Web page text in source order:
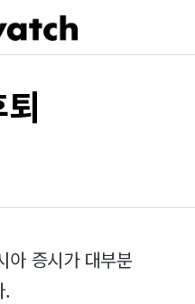
아 증시가 대부분
.